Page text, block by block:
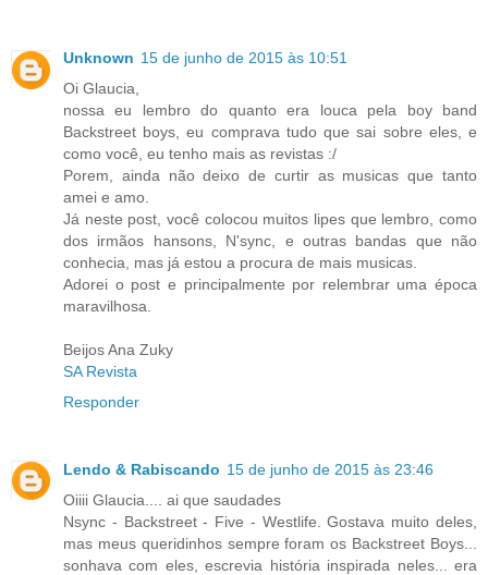
Unknown 15 de junho de 2015 às 10:51
Oi Glaucia,
nossa eu lembro do quanto era louca pela boy band
Backstreet boys, eu comprava tudo que sai sobre eles, e
como você, eu tenho mais as revistas :/
Porem, ainda não deixo de curtir as musicas que tanto
amei e amo.
Já neste post, você colocou muitos lipes que lembro, como
dos irmãos hansons, N'sync, e outras bandas que não
conhecia, mas já estou a procura de mais musicas.
Adorei o post e principalmente por relembrar uma época
maravilhosa.
Beijos Ana Zuky
SA Revista
Responder
Lendo & Rabiscando 15 de junho de 2015 às 23:46
Oiiii Glaucia.... ai que saudades
Nsync - Backstreet - Five - Westlife. Gostava muito deles,
mas meus queridinhos sempre foram os Backstreet Boys...
sonhava com eles, escrevia história inspirada neles... era